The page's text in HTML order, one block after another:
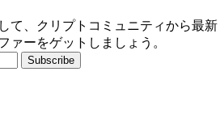
て、クリプトコミュニティから最新
ァーをゲットしましょう。
Subscribe